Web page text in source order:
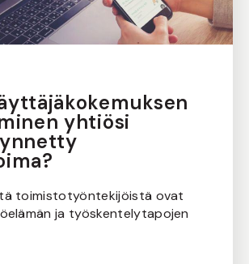
yhtiösi
toimistotyöntekijöistä ovat
ja työskentelytapojen